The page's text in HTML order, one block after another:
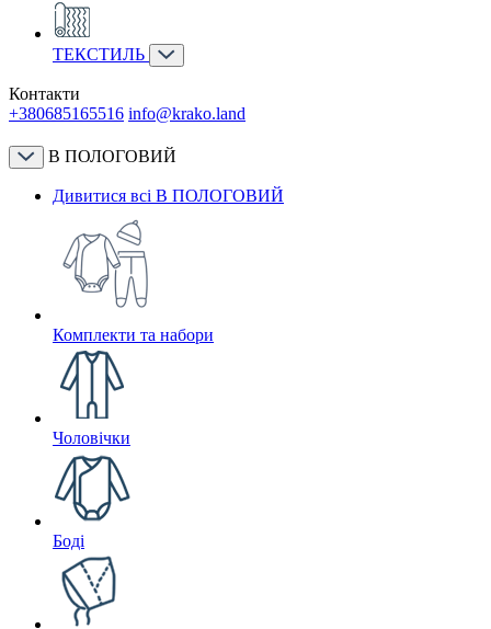
ТЕКСТИЛЬ
Контакти
+380685165516 info@krako.land
В ПОЛОГОВИЙ
Дивитися всі В ПОЛОГОВИЙ
Комплекти та набори
Чоловічки
Боді